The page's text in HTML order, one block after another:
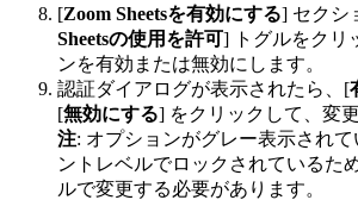
[Zoom Sheetsを有効にする] セクシ
Sheetsの使用を許可] トグルをクリ
ンを有効または無効にします。
認証ダイアログが表示されたら、[
[無効にする] をクリックして、変
注: オプションがグレー表示され
ントレベルでロックされているた
ルで変更する必要があります。